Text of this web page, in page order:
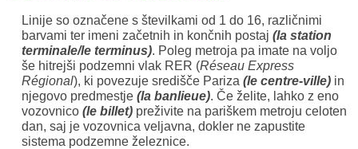
Linije so označene s številkami od 1 do 16, različnimi
barvami ter imeni začetnih in končnih postaj (la station
terminale/le terminus). Poleg metroja pa imate na voljo
še hitrejši podzemni vlak RER (Réseau Express
Régional), ki povezuje središče Pariza (le centre-ville) in
njegovo predmestje (la banlieue). Če želite, lahko z eno
vozovnico (le billet) preživite na pariškem metroju celoten
dan, saj je vozovnica veljavna, dokler ne zapustite
sistema podzemne železnice.